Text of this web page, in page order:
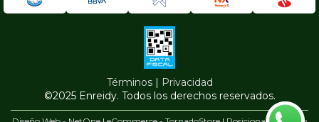
©2025 Enreidy. Todos los derechos reservados.
Términos| Privacidad